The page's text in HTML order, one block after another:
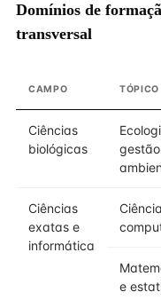
Domínios de
transversal
CAMPO TÓPICO
Ciências
biológicas
gestão
Ciências
exatas e
informática
e